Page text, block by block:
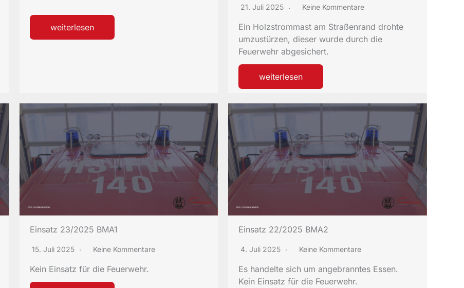
weiterlesen
21. Juli 2025 Keine Kommentare
Ein Holzstrommast am Straßenrand drohte
umzustürzen, dieser wurde durch die
Feuerwehr abgesichert.
weiterlesen
Einsatz 23/2025 BMA1
15. Juli 2025 Keine Kommentare
Kein Einsatz für die Feuerwehr.
Einsatz 22/2025 BMA2
4. Juli 2025 Keine Kommentare
Es handelte sich um angebranntes Essen.
Kein Einsatz für die Feuerwehr.